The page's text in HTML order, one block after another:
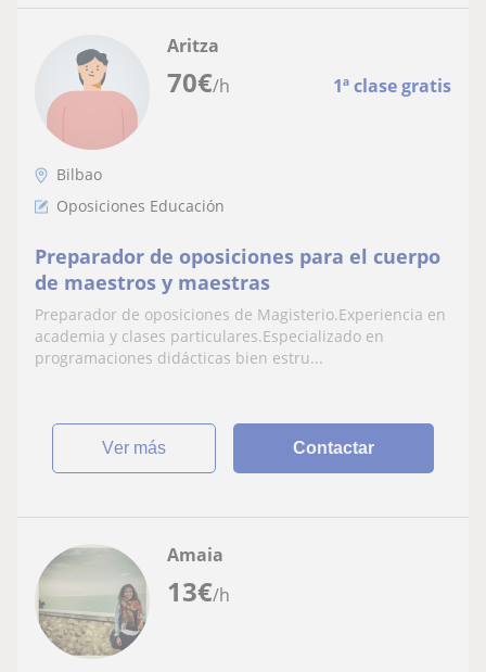
70€/h 1ª clase gratis
Aritza
Bilbao
Oposiciones Educación
Preparador de oposiciones para el cuerpo
de maestros y maestras
Preparador de oposiciones de Magisterio.Experiencia en
academia y clases particulares.Especializado en
programaciones didácticas bien estru...
ver más Contactar
13€/h
Amaia